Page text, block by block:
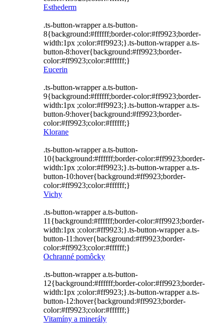
Esthederm
.ts-button-wrapper a.ts-button-
8{background:#ffffff;border-color:#ff9923;border-
width:1px ;color:#ff9923;}.ts-button-wrapper a.ts-
button-8:hover{background:#ff9923;border-
color:#ff9923;color:#ffffff;}
Eucerin
.ts-button-wrapper a.ts-button-
9{background:#ffffff;border-color:#ff9923;border-
width:1px ;color:#ff9923;}.ts-button-wrapper a.ts-
button-9:hover{background:#ff9923;border-
color:#ff9923;color:#ffffff;}
Klorane
.ts-button-wrapper a.ts-button-
10{background:#ffffff;border-color:#ff9923;border-
width:1px ;color:#ff9923;}.ts-button-wrapper a.ts-
button-10:hover{background:#ff9923;border-
color:#ff9923;color:#ffffff;}
Vichy
.ts-button-wrapper a.ts-button-
11{background:#ffffff;border-color:#ff9923;border-
width:1px ;color:#ff9923;}.ts-button-wrapper a.ts-
button-11:hover{background:#ff9923;border-
color:#ff9923;color:#ffffff;}
Ochranné pomôcky
.ts-button-wrapper a.ts-button-
12{background:#ffffff;border-color:#ff9923;border-
width:1px ;color:#ff9923;}.ts-button-wrapper a.ts-
button-12:hover{background:#ff9923;border-
color:#ff9923;color:#ffffff;}
Vitamíny a minerály